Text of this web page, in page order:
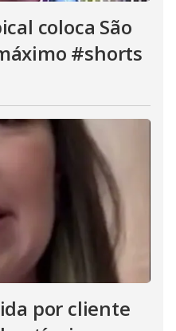
coloca São
#shorts
por cliente